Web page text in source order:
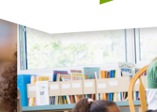
Nieuws
CNS scholen